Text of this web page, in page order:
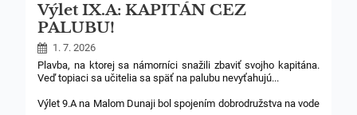
Výlet IX.A: KAPITÁN CEZ
PALUBU!
1. 7. 2026
Plavba, na ktorej sa námorníci snažili zbaviť svojho kapitána.
Veď topiaci sa učitelia sa späť na palubu nevyťahujú...
Výlet 9.A na Malom Dunaji bol spojením dobrodružstva na vode